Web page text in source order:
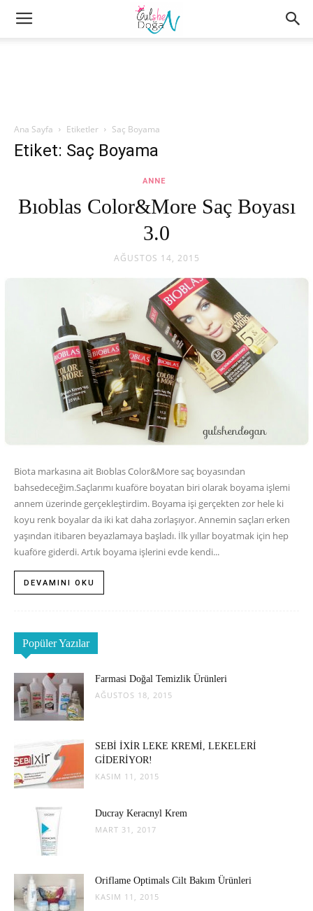
Ana Sayfa Etiketler Saç Boyama
Etiket: Saç Boyama
ANNE
Bıoblas Color&More Saç Boyası
3.0
AĞUSTOS 14, 2015
Biota markasına ait Bıoblas Color&More saç boyasından
bahsedeceğim.Saçlarımı kuaföre boyatan biri olarak boyama işlemi
annem üzerinde gerçekleştirdim. Boyama işi gerçekten zor hele ki
koyu renk boyalar da iki kat daha zorlaşıyor. Annemin saçları erken
yaşından itibaren beyazlamaya başladı. İlk yıllar boyatmak için hep
kuaföre giderdi. Artık boyama işlerini evde kendi...
DEVAMINI OKU
Popüler Yazılar
Farmasi Doğal Temizlik Ürünleri
AĞUSTOS 18, 2015
SEBİ İXİR LEKE KREMİ, LEKELERİ
GİDERİYOR!
KASIM 11, 2015
Ducray Keracnyl Krem
MART 31, 2017
Oriflame Optimals Cilt Bakım Ürünleri
KASIM 11, 2015